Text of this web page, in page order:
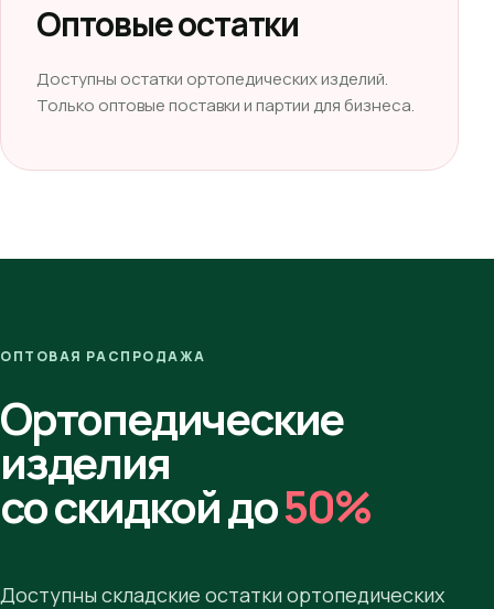
Оптовые остатки
Доступны остатки ортопедических изделий.
Только оптовые поставки и партии для бизнеса.
ОПТОВАЯ РАСПРОДАЖА
Ортопедические
изделия
со скидкой до50%
Доступны складские остатки ортопедических